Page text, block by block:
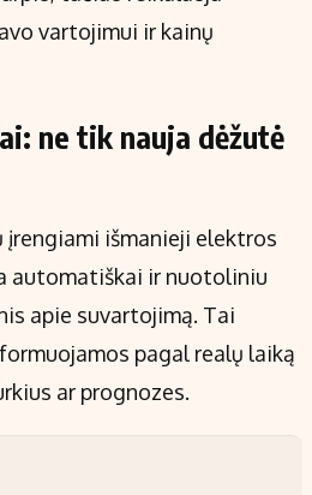
vartojimui ir kainų
ne tik nauja dėžutė
įrengiami išmanieji elektros
automatiškai ir nuotoliniu
apie suvartojimą. Tai
pagal realų laiką
ar prognozes.